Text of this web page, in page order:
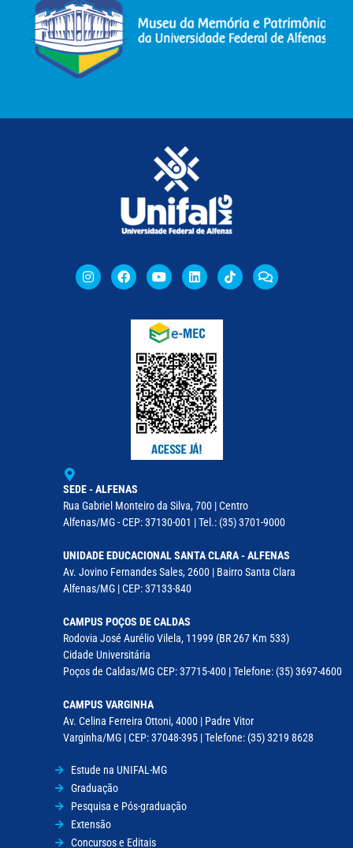
SEDE - ALFENAS
Rua Gabriel Monteiro da Silva, 700 | Centro
Alfenas/MG - CEP: 37130-001 | Tel.: (35) 3701-9000
UNIDADE EDUCACIONAL SANTA CLARA - ALFENAS
Av. Jovino Fernandes Sales, 2600 | Bairro Santa Clara
Alfenas/MG | CEP: 37133-840
CAMPUS POÇOS DE CALDAS
Rodovia José Aurélio Vilela, 11999 (BR 267 Km 533)
Cidade Universitária
Poços de Caldas/MG CEP: 37715-400 | Telefone: (35) 3697-4600
CAMPUS VARGINHA
Av. Celina Ferreira Ottoni, 4000 | Padre Vitor
Varginha/MG | CEP: 37048-395 | Telefone: (35) 3219 8628
Estude na UNIFAL-MG
Graduação
Pesquisa e Pós-graduação
Extensão
Concursos e Editais